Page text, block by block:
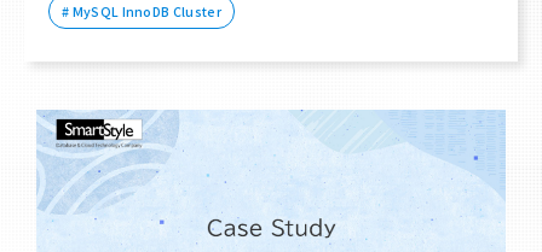
# MySQL InnoDB Cluster